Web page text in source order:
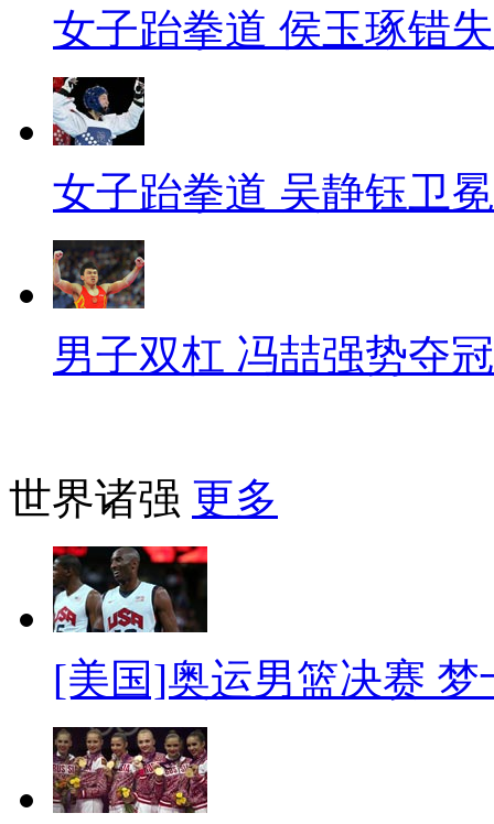
女子跆拳道 侯玉琢错
女子跆拳道 吴静钰卫冕
男子双杠 冯喆强势夺冠
世界诸强 更多
[美国]奥运男篮决赛